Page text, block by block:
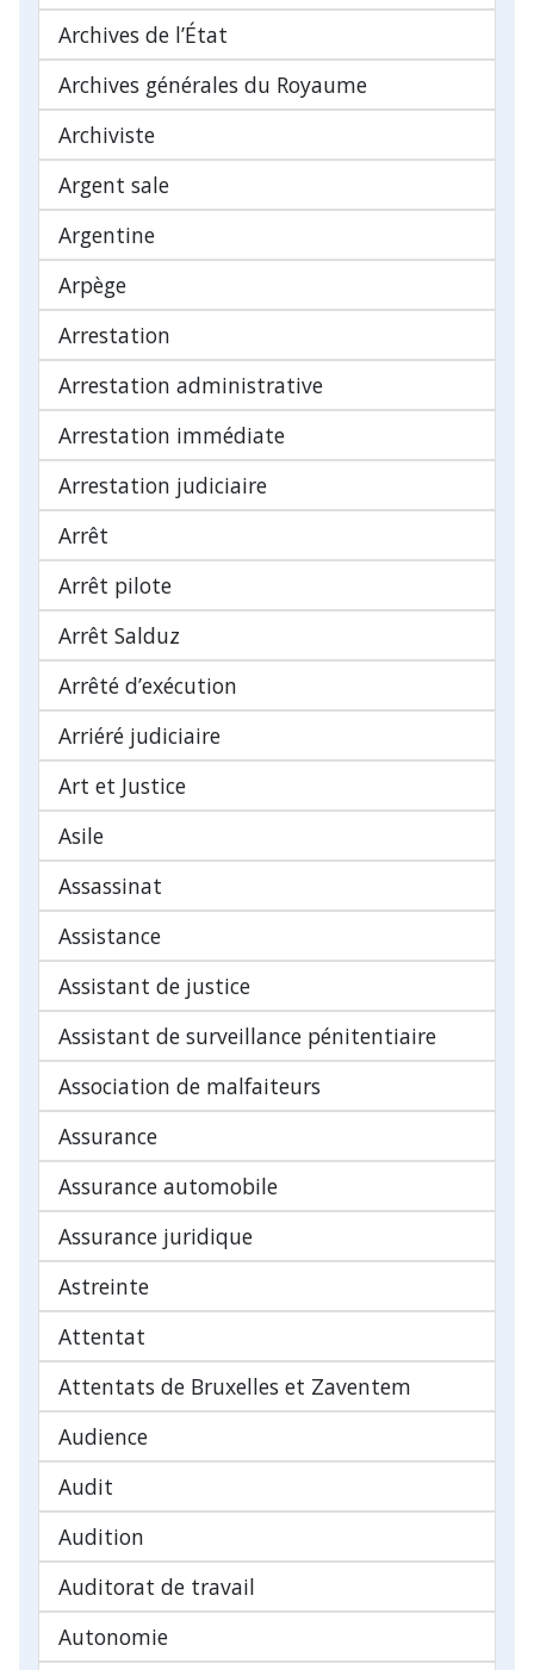
Archives de l’État
Archives générales du Royaume
Archiviste
Argent sale
Argentine
Arpège
Arrestation
Arrestation administrative
Arrestation immédiate
Arrestation judiciaire
Arrêt
Arrêt pilote
Arrêt Salduz
Arrêté d’exécution
Arriéré judiciaire
Art et Justice
Asile
Assassinat
Assistance
Assistant de justice
Assistant de surveillance pénitentiaire
Association de malfaiteurs
Assurance
Assurance automobile
Assurance juridique
Astreinte
Attentat
Attentats de Bruxelles et Zaventem
Audience
Audit
Audition
Auditorat de travail
Autonomie